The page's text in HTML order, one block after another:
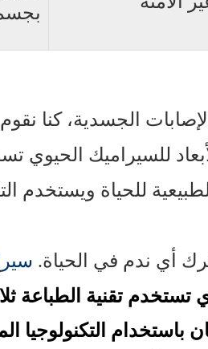
الجسدية، كنا
للسيراميك الحيوي
للحياة ويستخدم
أي ندم في الحياة.
تستخدم تقنية الطباعة
التكنولوجيا